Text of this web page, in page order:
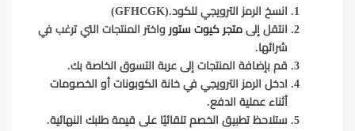
انسخ الرمز الترويجي للكود.(GFHCGK)
انتقل إلىمتجر كيوت ستورواختر المنتجات التي ترغب في
شرائها.
قم بإضافة المنتجات إلى عربة التسوق الخاصة بك.
ادخل الرمز الترويجي في خانة الكوبونات أو الخصومات
أثناء عملية الدفع.
ستلاحظ تطبيق الخصم تلقائيًا على قيمة طلبك النهائية.